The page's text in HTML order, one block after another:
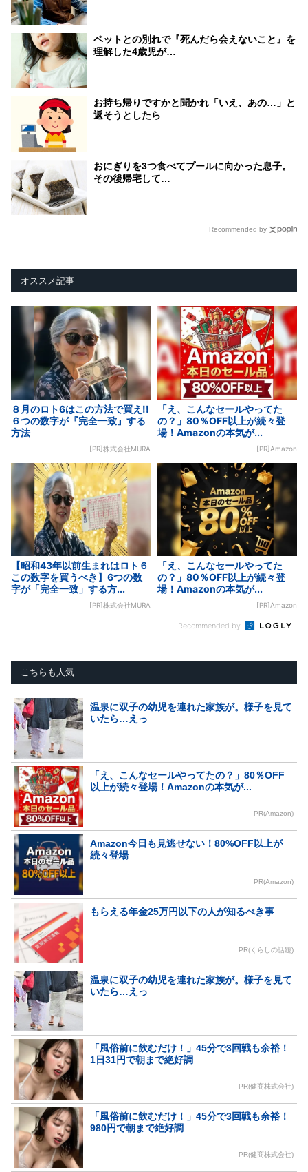
ペットとの別れで『死んだら会えないこと』を
理解した4歳児が…
お持ち帰りですかと聞かれ「いえ、あの…」と
返そうとしたら
おにぎりを3つ食べてプールに向かった息子。
その後帰宅して…
Recommended by
オススメ記事
８月のロト6はこの方法で買え!!
６つの数字が『完全一致』する
方法
[PR]株式会社MURA
「え、こんなセールやってた
の？」80％OFF以上が続々登
場！Amazonの本気が...
[PR]Amazon
【昭和43年以前生まれはロト６
この数字を買うべき】6つの数
字が「完全一致」する方...
[PR]株式会社MURA
「え、こんなセールやってた
の？」80％OFF以上が続々登
場！Amazonの本気が...
[PR]Amazon
Recommended by
こちらも人気
温泉に双子の幼児を連れた家族が。様子を見て
いたら…えっ
「え、こんなセールやってたの？」80％OFF
以上が続々登場！Amazonの本気が...
PR(Amazon)
Amazon今日も見逃せない！80%OFF以上が
続々登場
PR(Amazon)
もらえる年金25万円以下の人が知るべき事
PR(くらしの話題)
温泉に双子の幼児を連れた家族が。様子を見て
いたら…えっ
「風俗前に飲むだけ！」45分で3回戦も余裕！
1日31円で朝まで絶好調
PR(健商株式会社)
「風俗前に飲むだけ！」45分で3回戦も余裕！
980円で朝まで絶好調
PR(健商株式会社)